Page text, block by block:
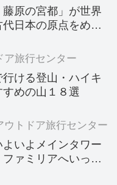
「ちゃんと流れ
、率直な感想です。
の友人は、「アメ
藤原の宮都」が世界
日本の原点をめぐ
ア旅行センター
行ける登山・ハイキ
めの山１８選
ウトドア旅行センター
よいよメインタワー
ァミリアへいって